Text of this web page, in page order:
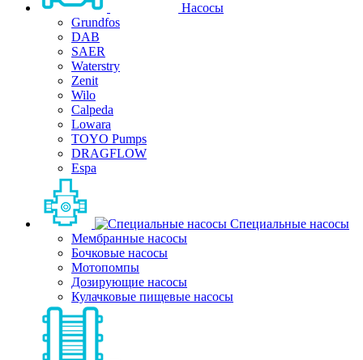
Насосы
Grundfos
DAB
SAER
Waterstry
Zenit
Wilo
Calpeda
Lowara
TOYO Pumps
DRAGFLOW
Espa
Специальные насосы
Мембранные насосы
Бочковые насосы
Мотопомпы
Дозирующие насосы
Кулачковые пищевые насосы